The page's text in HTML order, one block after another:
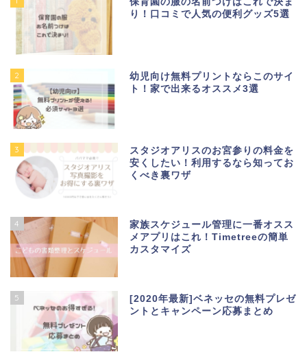
り！口コミで人気の便利グッズ5選
2
幼児向け無料プリントならこのサイ
ト！家で出来るオススメ3選
3
スタジオアリスのお宮参りの料金を
安くしたい！利用するなら知ってお
くべき裏ワザ
4
家族スケジュール管理に一番オスス
メアプリはこれ！Timetreeの簡単
カスタマイズ
5
[2020年最新]ベネッセの無料プレゼ
ントとキャンペーン応募まとめ